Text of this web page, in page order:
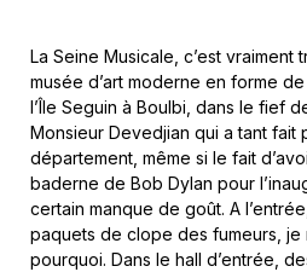
La Seine Musicale, c’est vraiment
musée d’art moderne en forme
l’Île Seguin à Boulbi, dans le fief
Monsieur Devedjian qui a tant fait
département, même si le fait
baderne de Bob Dylan pour
certain manque de goût. A
paquets de clope des fumeurs, je
pourquoi. Dans le hall d’entrée,